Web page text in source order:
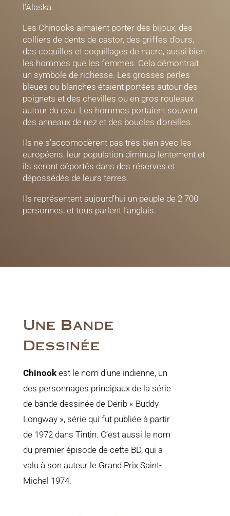
l’Alaska.
Les Chinooks aimaient porter des bijoux, des
colliers de dents de castor, des griffes d’ours,
des coquilles et coquillages de nacre, aussi bien
les hommes que les femmes. Cela démontrait
un symbole de richesse. Les grosses perles
bleues ou blanches étaient portées autour des
poignets et des chevilles ou en gros rouleaux
autour du cou. Les hommes portaient souvent
des anneaux de nez et des boucles d’oreilles.
Ils ne s’accomodèrent pas très bien avec les
européens, leur population diminua lentement et
ils seront déportés dans des réserves et
dépossédés de leurs terres.
Ils représentent aujourd’hui un peuple de 2 700
personnes, et tous parlent l’anglais.
Une Bande
Dessinée
Chinookest le nom d’une indienne, un
des personnages principaux de la série
de bande dessinée de Derib « Buddy
Longway », série qui fut publiée à partir
de 1972 dans Tintin. C’est aussi le nom
du premier épisode de cette BD, qui a
valu à son auteur le Grand Prix Saint-
Michel 1974.